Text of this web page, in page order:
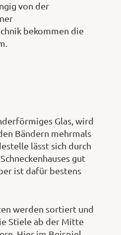
von der
bekommen die
Glas, wird
Bändern mehrmals
lässt sich durch
gut
ist dafür bestens
werden sortiert und
Stiele ab der Mitte